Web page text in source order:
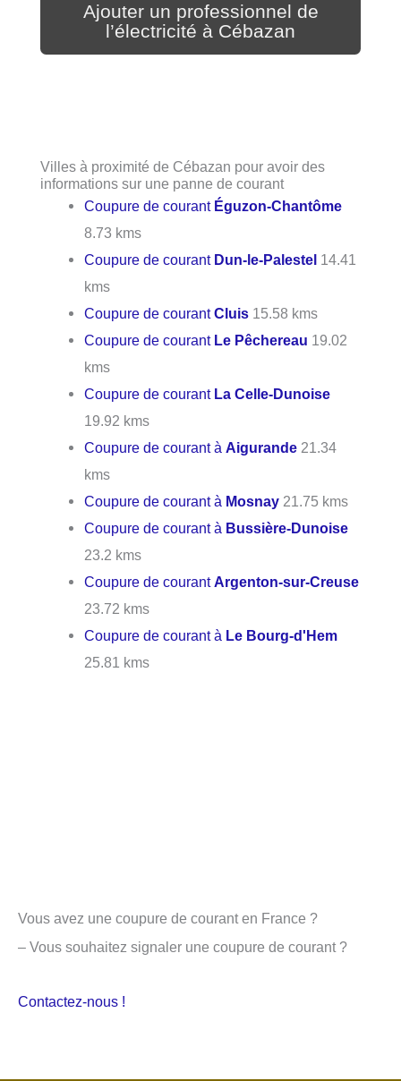
Ajouter un professionnel de
l’électricité à Cébazan
Villes à proximité de Cébazan pour avoir des
informations sur une panne de courant
Coupure de courant Éguzon-Chantôme
8.73 kms
Coupure de courant Dun-le-Palestel 14.41
kms
Coupure de courantCluis 15.58 kms
Coupure de courant Le Pêchereau 19.02
kms
Coupure de courant La Celle-Dunoise
19.92 kms
Coupure de courant àAigurande 21.34
kms
Coupure de courant à Mosnay 21.75 kms
Coupure de courant à Bussière-Dunoise
23.2 kms
Coupure de courantArgenton-sur-Creuse
23.72 kms
Coupure de courant à Le Bourg-d'Hem
25.81 kms
Vous avez une coupure de courant en France ?
– Vous souhaitez signaler une coupure de courant ?
Contactez-nous !